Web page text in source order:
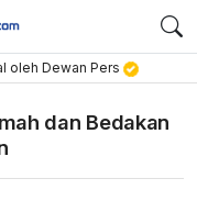
oleh Dewan Pers
dan Bedakan